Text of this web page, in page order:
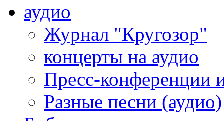
аудио
Журнал "Кругозор"
концерты на аудио
Пресс-конференции
Разные песни (аудио)